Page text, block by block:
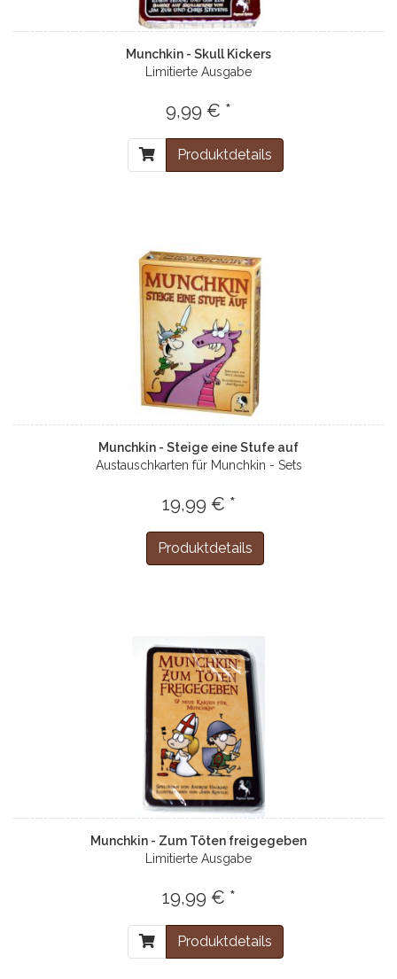
Munchkin - Skull Kickers
Limitierte Ausgabe
9,99 € *
Produktdetails
Munchkin - Steige eine Stufe auf
Austauschkarten für Munchkin - Sets
19,99 € *
Produktdetails
Munchkin - Zum Töten freigegeben
Limitierte Ausgabe
19,99 € *
Produktdetails